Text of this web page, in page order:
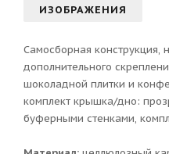
ИЗОБРАЖЕНИЯ
Самосборная конструкция,
дополнительного
шоколадной плитки и
комплект крышка/дно:
буферными стенками,